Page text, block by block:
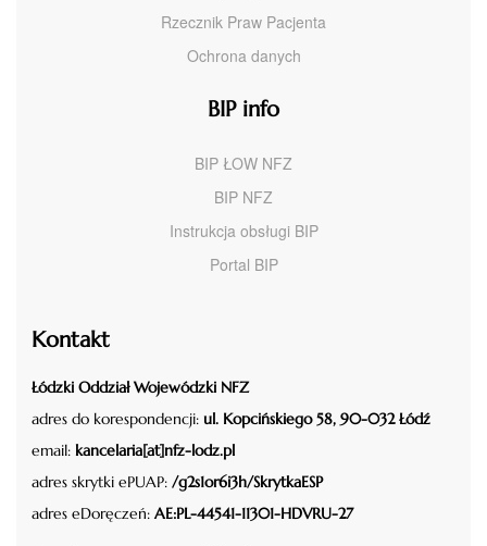
Rzecznik Praw Pacjenta
Ochrona danych
BIP info
BIP ŁOW NFZ
BIP NFZ
Instrukcja obsługi BIP
Portal BIP
Kontakt
Łódzki Oddział Wojewódzki NFZ
adres do korespondencji: ul. Kopcińskiego 58, 90-032 Łódź
email: kancelaria[at]nfz-lodz.pl
adres skrytki ePUAP: /g2s1or6i3h/SkrytkaESP
adres eDoręczeń: AE:PL-44541-11301-HDVRU-27